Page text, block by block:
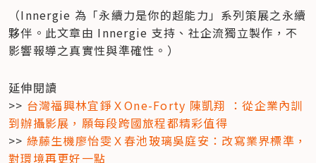
（Innergie 為「永續力是你的超能力」系列策展之永續
夥伴。此文章由 Innergie 支持、社企流獨立製作，不
影響報導之真實性與準確性。）
延伸閱讀
>> 台灣福興林宜錚ＸOne-Forty 陳凱翔 ：從企業內訓
到辦攝影展，願每段跨國旅程都精彩值得
>> 綠藤生機廖怡雯Ｘ春池玻璃吳庭安：改寫業界標準，
對環境再更好一點